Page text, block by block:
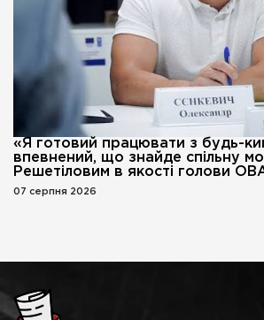
«Я готовий працювати з будь-
впевнений, що знайде спільну
Решетіловим в якості голови
07 серпня 2026